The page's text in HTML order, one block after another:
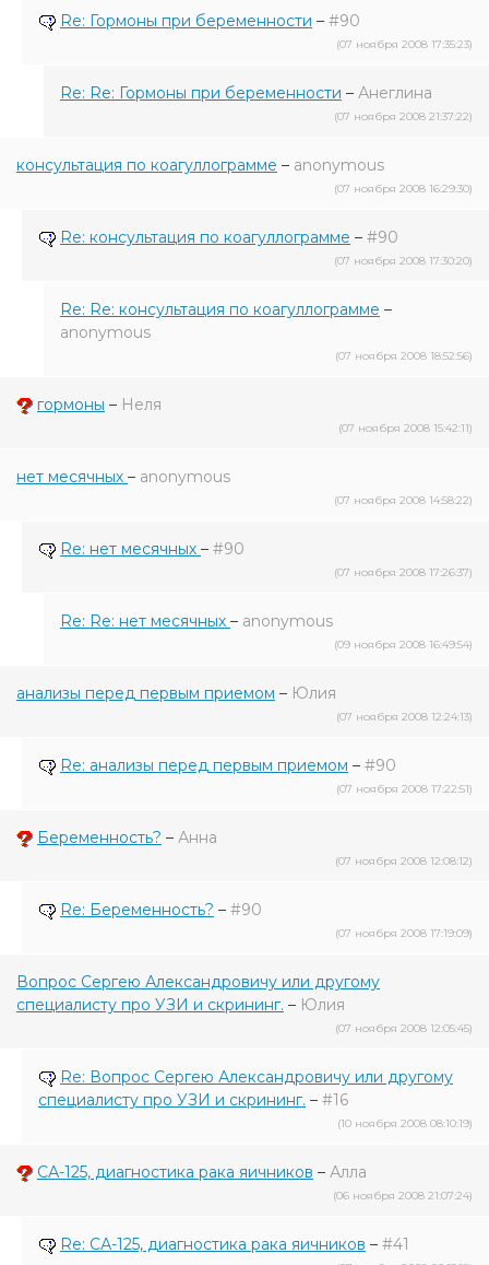
Re: Гормоны при беременности – #90
(07 ноября 2008 17:35:23)
Re: Re: Гормоны при беременности – Анеглина
(07 ноября 2008 21:37:22)
консультация по коагуллограмме – anonymous
(07 ноября 2008 16:29:30)
Re: консультация по коагуллограмме – #90
(07 ноября 2008 17:30:20)
Re: Re: консультация по коагуллограмме –
anonymous
(07 ноября 2008 18:52:56)
гормоны – Неля
(07 ноября 2008 15:42:11)
нет месячных – anonymous
(07 ноября 2008 14:58:22)
Re: нет месячных – #90
(07 ноября 2008 17:26:37)
Re: Re: нет месячных – anonymous
(09 ноября 2008 16:49:54)
анализы перед первым приемом – Юлия
(07 ноября 2008 12:24:13)
Re: анализы перед первым приемом – #90
(07 ноября 2008 17:22:51)
Беременность? – Анна
(07 ноября 2008 12:08:12)
Re: Беременность? – #90
(07 ноября 2008 17:19:09)
Вопрос Сергею Александровичу или другому
специалисту про УЗИ и скрининг. – Юлия
(07 ноября 2008 12:05:45)
Re: Вопрос Сергею Александровичу или другому
специалисту про УЗИ и скрининг. – #16
(10 ноября 2008 08:10:19)
СА-125, диагностика рака яичников – Алла
(06 ноября 2008 21:07:24)
Re: СА-125, диагностика рака яичников – #41